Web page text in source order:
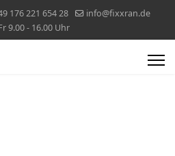
176 221 654 28
info@fixxran.de
9.00 - 16.00 Uhr